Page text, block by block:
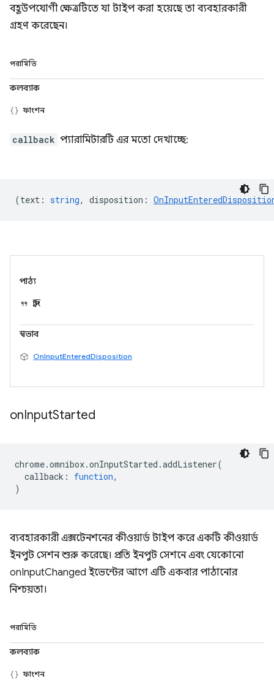
বহূউপযোগী ক্ষেত্রটিতে যা টাইপ করা হয়েছে তা ব্যবহারকারী
গ্রহণ করেছেন।
পরামিতি
কলব্যাক
ফাংশন
callback প্যারামিটারটি এর মতো দেখাচ্ছে:
(text : string, disposition :
পাঠ্য
স্ট্রিং
স্বভাব
OnInputEnteredDisposition
onInputStarted
chrome.omnibox.onInputStarted .addListener(
callback : function,
)
ব্যবহারকারী এক্সটেনশনের কীওয়ার্ড টাইপ করে একটি কীওয়ার্ড
ইনপুট সেশন শুরু করেছে। প্রতি ইনপুট সেশনে এবং যেকোনো
onInputChanged ইভেন্টের আগে এটি একবার পাঠানোর
নিশ্চয়তা।
পরামিতি
কলব্যাক
ফাংশন